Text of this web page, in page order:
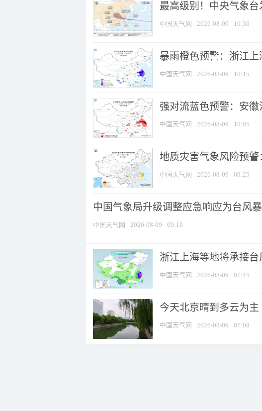
最高级别！中央气象台
中国天气网 2026-08-09 10:36
暴雨橙色预警：浙江
中国天气网 2026-08-09 10:15
强对流蓝色预警：安
中国天气网 2026-08-09 10:05
地质灾害气象风险预
中国天气网 2026-08-09 09:25
中国气象局升级调整应急响应为台风
中国天气网 2026-08-09 09:10
浙江上海等地将承接台
中国天气网 2026-08-09 07:45
今天北京晴到多云为
中国天气网 2026-08-09 07:08